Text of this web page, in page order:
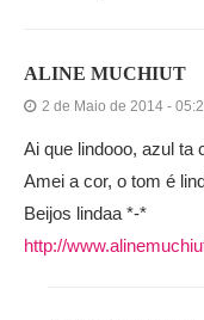
ALINE MUCHIUT
2 de Maio de 2014 -
Ai que lindooo, azul ta
Amei a cor, o tom é
Beijos lindaa *-*
http://